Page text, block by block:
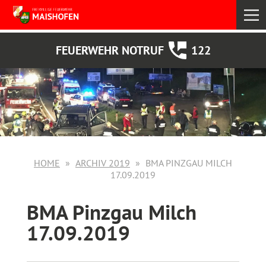
FEUERWEHR NOTRUF 122
HOME ARCHIV 2019
BMA PINZGAU MILCH
17.09.2019
BMA Pinzgau Milch
17.09.2019